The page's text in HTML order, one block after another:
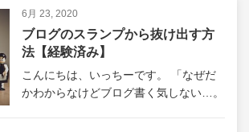
グ…
6月 23, 2020
ブログのスランプから抜け出す方
法【経験済み】
こんにちは、いっちーです。 「なぜだ
かわからなけどブログ書く気しない…。